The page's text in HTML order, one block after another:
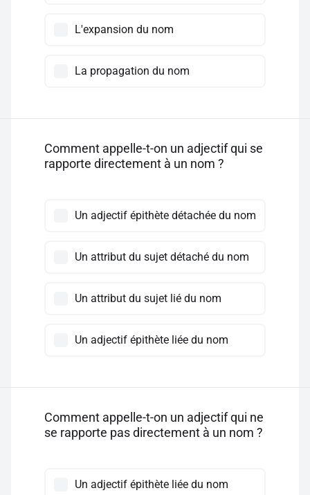
L'expansion du nom
La propagation du nom
Comment appelle-t-on un adjectif qui se
rapporte directement à un nom ?
Un adjectif épithète détachée du nom
Un attribut du sujet détaché du nom
Un attribut du sujet lié du nom
Un adjectif épithète liée du nom
Comment appelle-t-on un adjectif qui ne
se rapporte pas directement à un nom ?
Un adjectif épithète liée du nom